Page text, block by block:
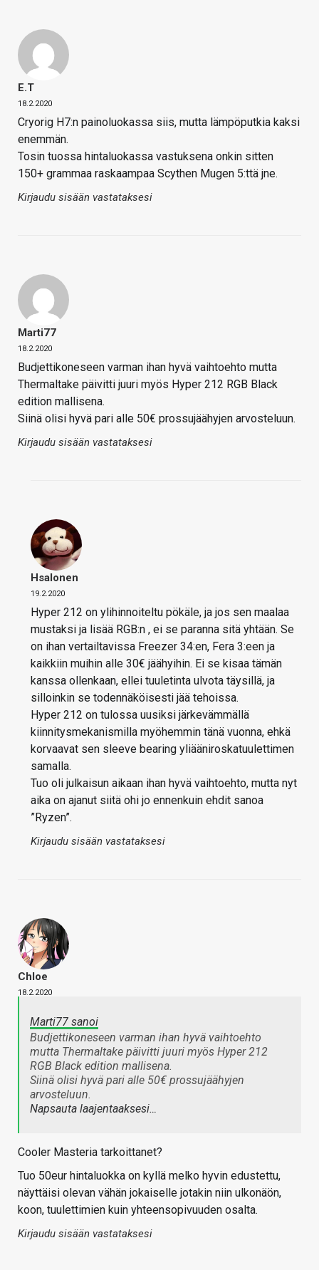
E.T
18.2.2020
Cryorig H7:n painoluokassa siis, mutta lämpöputkia kaksi
enemmän.
Tosin tuossa hintaluokassa vastuksena onkin sitten
150+ grammaa raskaampaa Scythen Mugen 5:ttä jne.
Kirjaudu sisään vastataksesi
Marti77
18.2.2020
Budjettikoneseen varman ihan hyvä vaihtoehto mutta
Thermaltake päivitti juuri myös Hyper 212 RGB Black
edition mallisena.
Siinä olisi hyvä pari alle 50€ prossujäähyjen arvosteluun.
Kirjaudu sisään vastataksesi
Hsalonen
19.2.2020
Hyper 212 on ylihinnoiteltu pökäle, ja jos sen maalaa
mustaksi ja lisää RGB:n , ei se paranna sitä yhtään. Se
on ihan vertailtavissa Freezer 34:en, Fera 3:een ja
kaikkiin muihin alle 30€ jäähyihin. Ei se kisaa tämän
kanssa ollenkaan, ellei tuuletinta ulvota täysillä, ja
silloinkin se todennäköisesti jää tehoissa.
Hyper 212 on tulossa uusiksi järkevämmällä
kiinnitysmekanismilla myöhemmin tänä vuonna, ehkä
korvaavat sen sleeve bearing yliääniroskatuulettimen
samalla.
Tuo oli julkaisun aikaan ihan hyvä vaihtoehto, mutta nyt
aika on ajanut siitä ohi jo ennenkuin ehdit sanoa
”Ryzen”.
Kirjaudu sisään vastataksesi
Chloe
18.2.2020
Marti77 sanoi
Budjettikoneseen varman ihan hyvä vaihtoehto
mutta Thermaltake päivitti juuri myös Hyper 212
RGB Black edition mallisena.
Siinä olisi hyvä pari alle 50€ prossujäähyjen
arvosteluun.
Napsauta laajentaaksesi…
Cooler Masteria tarkoittanet?
Tuo 50eur hintaluokka on kyllä melko hyvin edustettu,
näyttäisi olevan vähän jokaiselle jotakin niin ulkonäön,
koon, tuulettimien kuin yhteensopivuuden osalta.
Kirjaudu sisään vastataksesi